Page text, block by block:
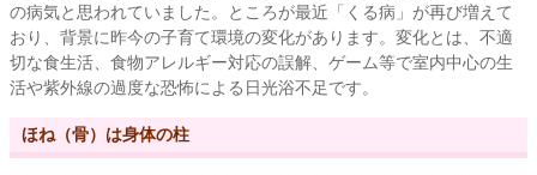
の病気と思われていました。ところが最近「くる病」が再び増えて
おり、背景に昨今の子育て環境の変化があります。変化とは、不適
切な食生活、食物アレルギー対応の誤解、ゲーム等で室内中心の生
活や紫外線の過度な恐怖による日光浴不足です。
ほね（骨）は身体の柱